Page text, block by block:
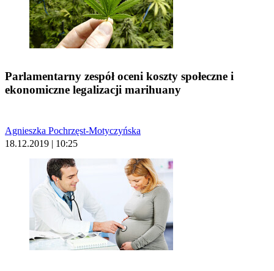
Parlamentarny zespół oceni koszty społeczne i
ekonomiczne legalizacji marihuany
Agnieszka Pochrzęst-Motyczyńska
18.12.2019 | 10:25